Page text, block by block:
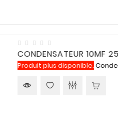
CONDENSATEUR 10MF
Produit plus disponible.